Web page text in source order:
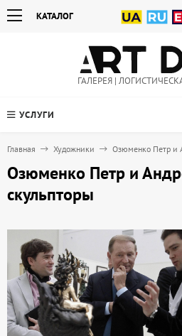
КАТАЛОГ
ГАЛЕРЕЯ |
УСЛУГИ
Главная Художники Озюменко Петр и
Озюменко Петр и
скульпторы